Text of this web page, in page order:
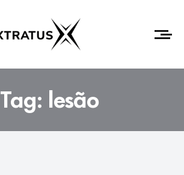
Tag: lesão